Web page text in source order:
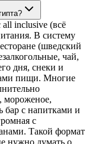
inclusive (всё
В систему
(шведский
чай,
дня, снеки и
пищи. Многие
мороженое,
бар с напитками и
с
Такой формат
нужно думать о